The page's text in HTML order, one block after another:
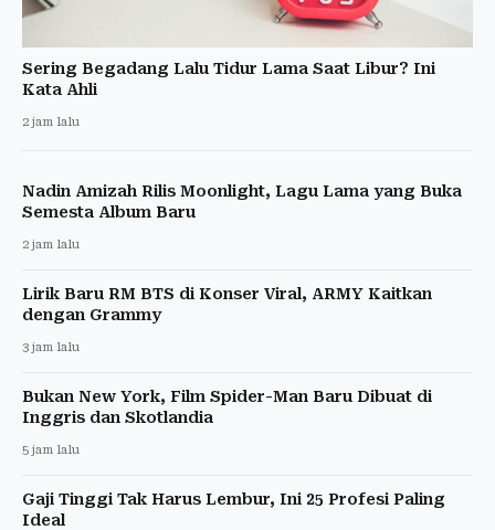
Sering Begadang Lalu Tidur Lama Saat Libur? Ini
Kata Ahli
2 jam lalu
Nadin Amizah Rilis Moonlight, Lagu Lama yang Buka
Semesta Album Baru
2 jam lalu
Lirik Baru RM BTS di Konser Viral, ARMY Kaitkan
dengan Grammy
3 jam lalu
Bukan New York, Film Spider-Man Baru Dibuat di
Inggris dan Skotlandia
5 jam lalu
Gaji Tinggi Tak Harus Lembur, Ini 25 Profesi Paling
Ideal